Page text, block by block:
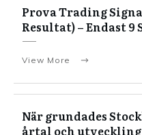
Prova Trading
Resultat) – Endast 9
View More
När grundades
årtal och utveckling